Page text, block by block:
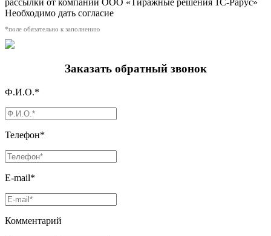
Необходимо дать согласие
*поле обязательно к заполнению
Заказать обратный звонок
Ф.И.О.*
Телефон*
E-mail*
Комментарий